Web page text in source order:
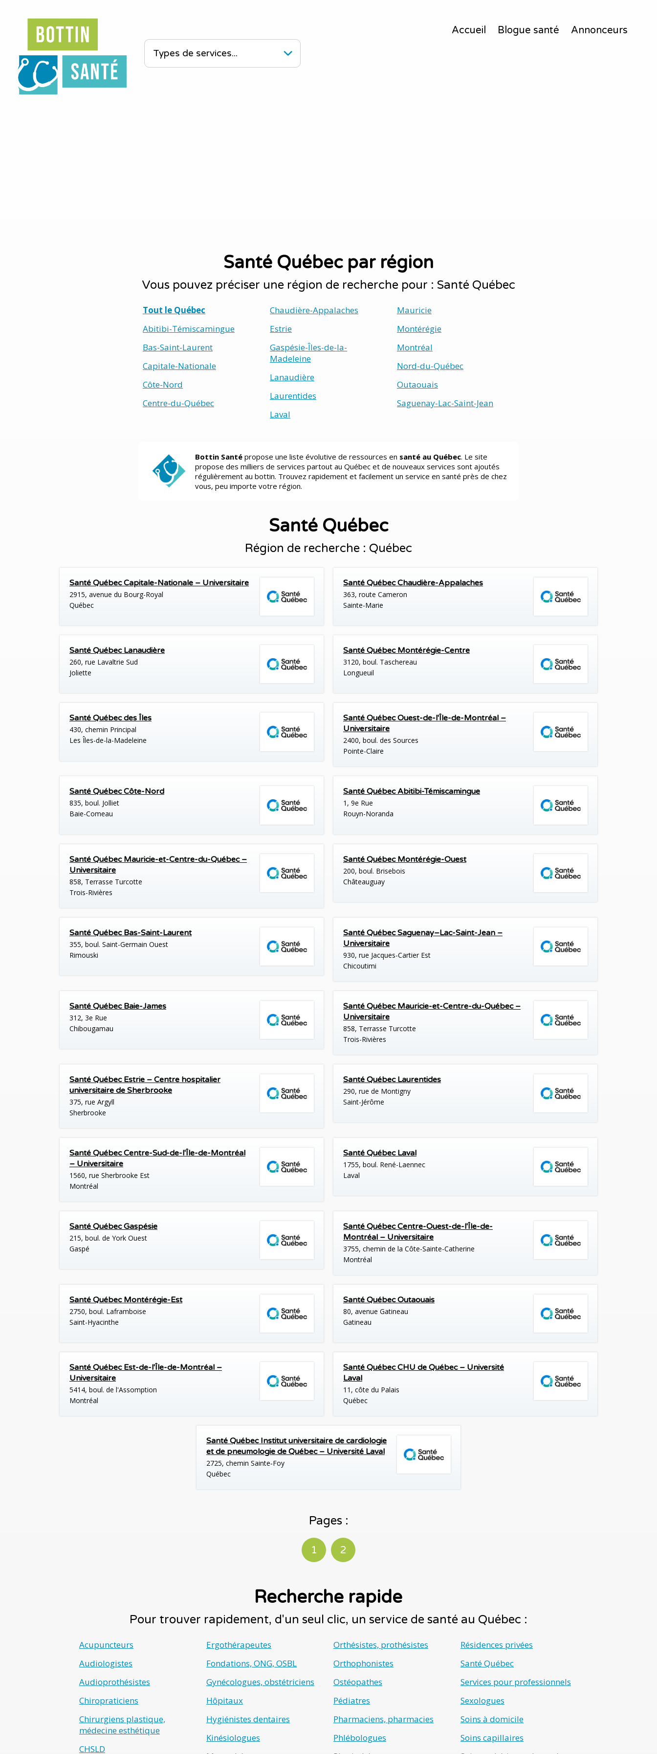
Accueil Blogue santé Annonceurs
Santé Québec par région
Vous pouvez préciser une région de recherche pour : Santé Québec
Tout le Québec
Abitibi-Témiscamingue
Bas-Saint-Laurent
Capitale-Nationale
Côte-Nord
Centre-du-Québec
Chaudière-Appalaches
Estrie
Gaspésie-Îles-de-la-
Madeleine
Lanaudière
Laurentides
Laval
Mauricie
Montérégie
Montréal
Nord-du-Québec
Outaouais
Saguenay-Lac-Saint-Jean
Bottin Santé propose une liste évolutive de ressources en santé au Québec. Le site
propose des milliers de services partout au Québec et de nouveaux services sont ajoutés
régulièrement au bottin. Trouvez rapidement et facilement un service en santé près de chez
vous, peu importe votre région.
Santé Québec
Région de recherche : Québec
Santé Québec Capitale-Nationale – Universitaire
2915, avenue du Bourg-Royal
Québec
Santé Québec Chaudière-Appalaches
363, route Cameron
Sainte-Marie
Santé Québec Lanaudière
260, rue Lavaltrie Sud
Joliette
Santé Québec Montérégie-Centre
3120, boul. Taschereau
Longueuil
Santé Québec des Îles
430, chemin Principal
Les Îles-de-la-Madeleine
Santé Québec Ouest-de-l'Île-de-Montréal –
Universitaire
2400, boul. des Sources
Pointe-Claire
Santé Québec Côte-Nord
835, boul. Jolliet
Baie-Comeau
Santé Québec Abitibi-Témiscamingue
1, 9e Rue
Rouyn-Noranda
Santé Québec Mauricie-et-Centre-du-Québec –
Universitaire
858, Terrasse Turcotte
Trois-Rivières
Santé Québec Montérégie-Ouest
200, boul. Brisebois
Châteauguay
Santé Québec Bas-Saint-Laurent
355, boul. Saint-Germain Ouest
Rimouski
Santé Québec Saguenay–Lac-Saint-Jean –
Universitaire
930, rue Jacques-Cartier Est
Chicoutimi
Santé Québec Baie-James
312, 3e Rue
Chibougamau
Santé Québec Mauricie-et-Centre-du-Québec –
Universitaire
858, Terrasse Turcotte
Trois-Rivières
Santé Québec Estrie – Centre hospitalier
universitaire de Sherbrooke
375, rue Argyll
Sherbrooke
Santé Québec Laurentides
290, rue de Montigny
Saint-Jérôme
Santé Québec Centre-Sud-de-l'Île-de-Montréal
– Universitaire
1560, rue Sherbrooke Est
Montréal
Santé Québec Laval
1755, boul. René-Laennec
Laval
Santé Québec Gaspésie
215, boul. de York Ouest
Gaspé
Santé Québec Centre-Ouest-de-l'Île-de-
Montréal – Universitaire
3755, chemin de la Côte-Sainte-Catherine
Montréal
Santé Québec Montérégie-Est
2750, boul. Laframboise
Saint-Hyacinthe
Santé Québec Outaouais
80, avenue Gatineau
Gatineau
Santé Québec Est-de-l'Île-de-Montréal –
Universitaire
5414, boul. de l'Assomption
Montréal
Santé Québec CHU de Québec – Université
Laval
11, côte du Palais
Québec
Santé Québec Institut universitaire de cardiologie
et de pneumologie de Québec – Université Laval
2725, chemin Sainte‑Foy
Québec
Pages :
1 2
Recherche rapide
Pour trouver rapidement, d'un seul clic, un service de santé au Québec :
Acupuncteurs
Audiologistes
Audioprothésistes
Chiropraticiens
Chirurgiens plastique,
médecine esthétique
CHSLD
Ergothérapeutes
Fondations, ONG, OSBL
Gynécologues, obstétriciens
Hôpitaux
Hygiénistes dentaires
Kinésiologues
Orthésistes, prothésistes
Orthophonistes
Ostéopathes
Pédiatres
Pharmaciens, pharmacies
Phlébologues
Résidences privées
Santé Québec
Services pour professionnels
Sexologues
Soins à domicile
Soins capillaires